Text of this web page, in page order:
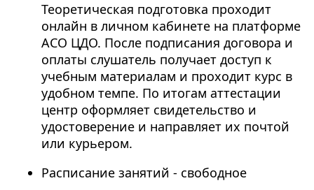
Теоретическая подготовка проходит
онлайн в личном кабинете на платформе
АСО ЦДО. После подписания договора и
оплаты слушатель получает доступ к
учебным материалам и проходит курс в
удобном темпе. По итогам аттестации
центр оформляет свидетельство и
удостоверение и направляет их почтой
или курьером.
Расписание занятий - свободное